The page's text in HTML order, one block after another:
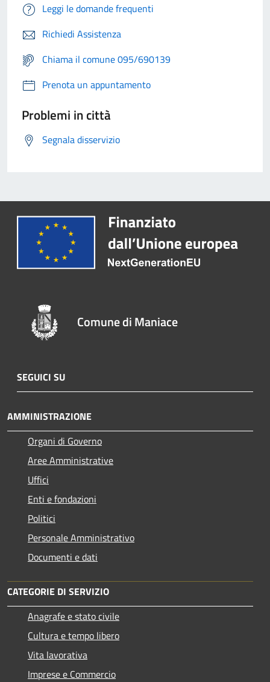
Leggi le domande frequenti
Richiedi Assistenza
Chiama il comune 095/690139
Prenota un appuntamento
Problemi in città
Segnala disservizio
Comune di Maniace
SEGUICI SU
AMMINISTRAZIONE
Organi di Governo
Aree Amministrative
Uffici
Enti e fondazioni
Politici
Personale Amministrativo
Documenti e dati
CATEGORIE DI SERVIZIO
Anagrafe e stato civile
Cultura e tempo libero
Vita lavorativa
Imprese e Commercio